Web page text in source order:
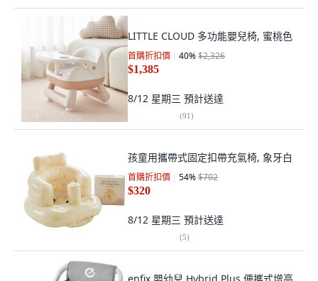
LITTLE CLOUD 多功能嬰兒椅, 蜜桃色
首購折扣價 40%$2,326
$1,385
8/12 星期三 預計送達
(91)
孩童用攜帶式固定扣帶充氣椅, 象牙白
首購折扣價 54%$702
$320
8/12 星期三 預計送達
(5)